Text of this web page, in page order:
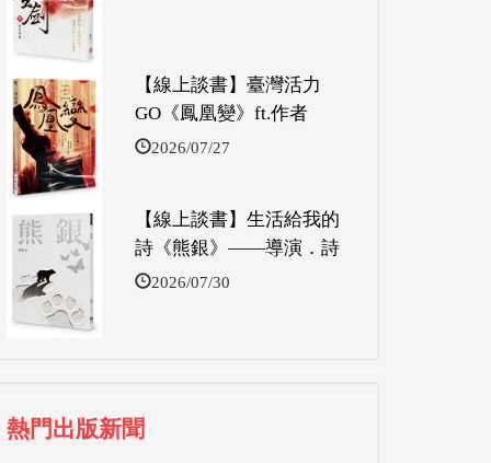
【線上談書】臺灣活力
GO《鳳凰變》ft.作者
2026/07/27
【線上談書】生活給我的
詩《熊銀》——導演．詩
2026/07/30
熱門出版新聞